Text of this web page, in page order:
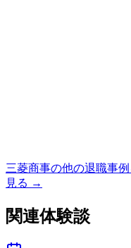
三菱商事の他の退職事
見る →
関連体験談